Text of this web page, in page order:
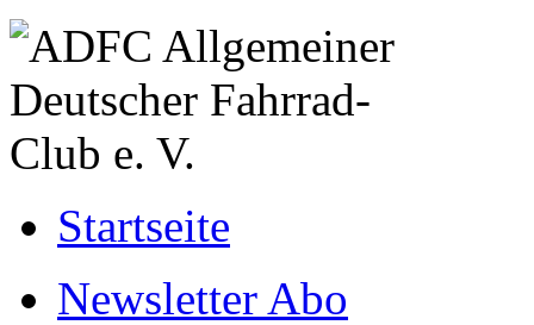
Startseite
Newsletter Abo